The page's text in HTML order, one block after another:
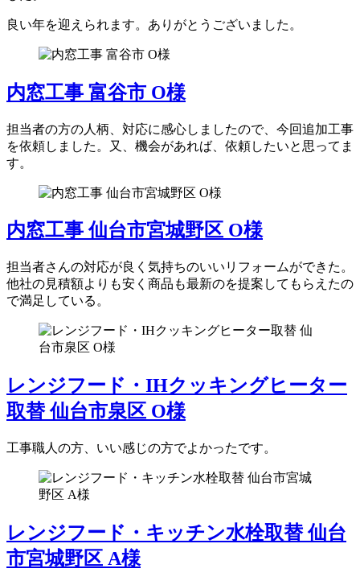
良い年を迎えられます。ありがとうございました。
内窓工事 富谷市 O様
担当者の方の人柄、対応に感心しましたので、今回追加工事
を依頼しました。又、機会があれば、依頼したいと思ってま
す。
内窓工事 仙台市宮城野区 O様
担当者さんの対応が良く気持ちのいいリフォームができた。
他社の見積額よりも安く商品も最新のを提案してもらえたの
で満足している。
レンジフード・IHクッキングヒーター
取替 仙台市泉区 O様
工事職人の方、いい感じの方でよかったです。
レンジフード・キッチン水栓取替 仙台
市宮城野区 A様